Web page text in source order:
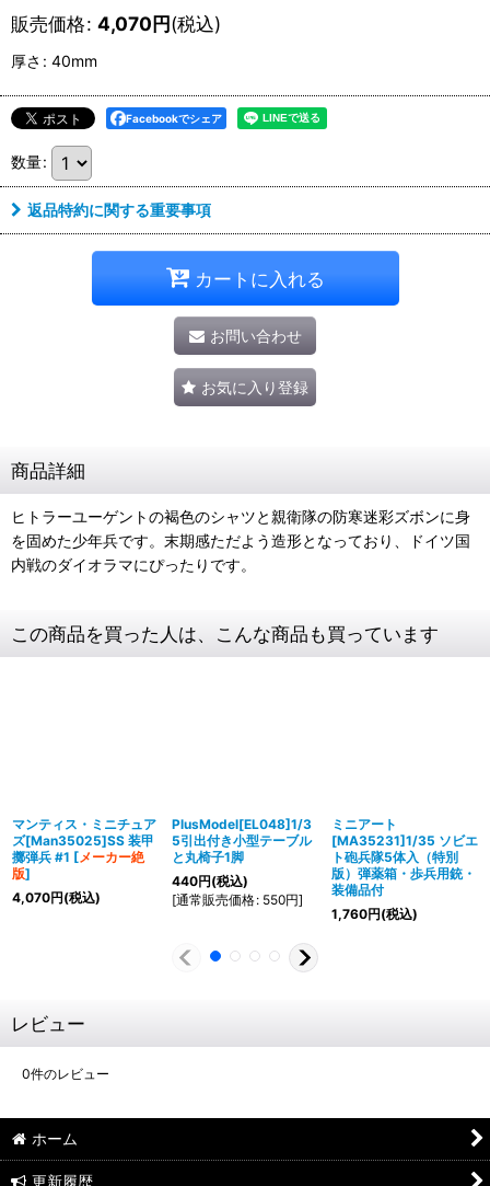
販売価格: 4,070円(税込)
厚さ : 40mm
Facebookでシェア
数量:
返品特約に関する重要事項
カートに入れる
お問い合わせ
お気に入り登録
商品詳細
ヒトラーユーゲントの褐色のシャツと親衛隊の防寒迷彩ズボンに身
を固めた少年兵です。末期感ただよう造形となっており、ドイツ国
内戦のダイオラマにぴったりです。
この商品を買った人は、こんな商品も買っています
マンティス・ミニチュア
ズ[Man35025]SS 装甲
擲弾兵 #1 [メーカー絶
版]
4,070円(税込)
PlusModel[EL048]1/3
5引出付き小型テーブル
と丸椅子1脚
440円(税込)
[通常販売価格: 550円]
ミニアート
[MA35231]1/35 ソビエ
ト砲兵隊5体入（特別
版）弾薬箱・歩兵用銃・
装備品付
1,760円(税込)
レビュー
0件のレビュー
ホーム
更新履歴